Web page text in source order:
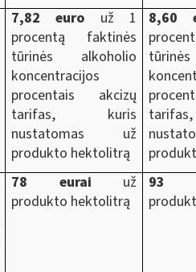
7,82 euro už 1
procentą faktinės
tūrinės alkoholio
koncentracijos
procentais akcizų
tarifas, kuris
nustatomas už
produkto hektolitrą
8,60
78 eurai už
produkto hektolitrą
93